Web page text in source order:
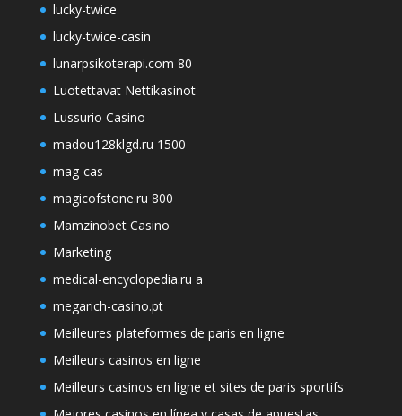
lucky-twice
lucky-twice-casin
lunarpsikoterapi.com 80
Luotettavat Nettikasinot
Lussurio Casino
madou128klgd.ru 1500
mag-cas
magicofstone.ru 800
Mamzinobet Casino
Marketing
medical-encyclopedia.ru a
megarich-casino.pt
Meilleures plateformes de paris en ligne
Meilleurs casinos en ligne
Meilleurs casinos en ligne et sites de paris sportifs